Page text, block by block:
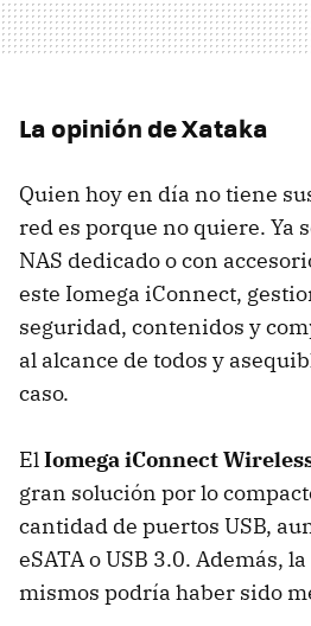
La opinión de Xataka
Quien hoy en día no tiene
red es porque no quiere. Ya
NAS dedicado o con
este Iomega iConnect,
seguridad, contenidos y
al alcance de todos y
caso.
ElIomega iConnect
gran solución por lo
cantidad de puertos USB,
eSATA oUSB 3.0. Además,
mismos podría haber sido